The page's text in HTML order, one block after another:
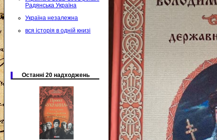
Радянська Україна
Україна незалежна
вся історія в одній книзі
Останні 20 надходжень